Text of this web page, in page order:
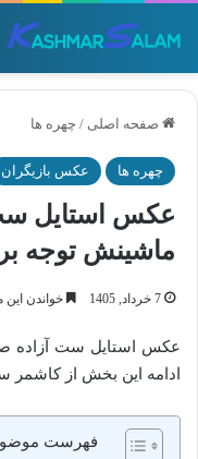
صفحه اصلی / چهره ها
چهره ها عکس بازیگران
عکس استایل
ماشینش توجه
7 خرداد, 1405 خواندن این مطلب 2
عکس استایل ست آزاده
ادامه این بخش از کاشمر
فهرست